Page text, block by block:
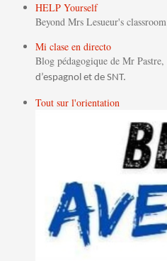
HELP Yourself
Beyond Mrs Lesueur's classroom
Mi clase en directo
Blog pédagogique de Mr Pastre,
d’espagnol et de SNT.
Tout sur l'orientation